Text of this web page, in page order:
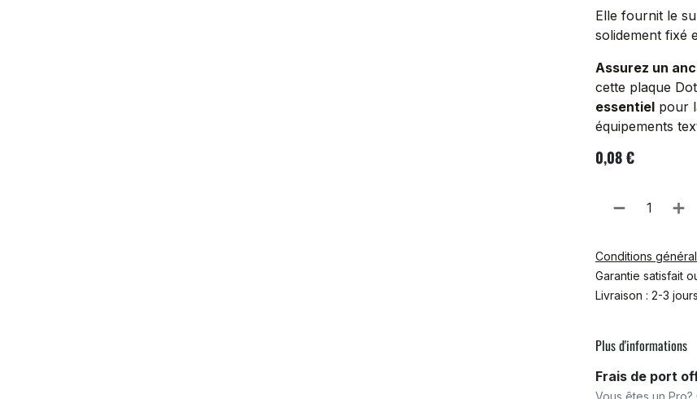
Elle fournit le
solidement fixé
Assurez un
cette plaque
essentiel pour
équipements
0,08€
Conditions
Garantie satisfait
Livraison : 2-3
Plus d'informations
Frais de port